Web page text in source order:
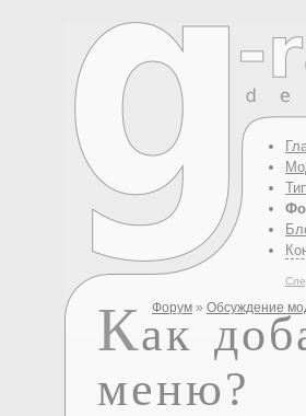
Форум » Обсуждение
Как
меню?